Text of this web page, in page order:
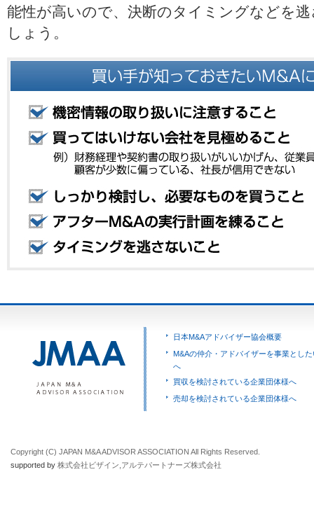
能性が高いので、決断のタイミングなどを
しょう。
日本M&Aアドバイザー協会概要
M&Aの仲介・アドバイザーを事業とし
へ
買収を検討されている企業団体様へ
売却を検討されている企業団体様へ
Copyright (C) JAPAN M&A ADVISOR ASSOCIATION All Rights Reserved.
supported by 株式会社ビザイン アルテパートナーズ株式会社